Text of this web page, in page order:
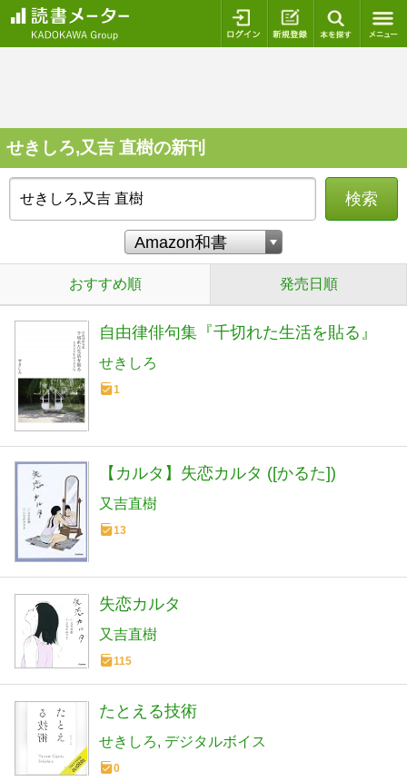
ログイン 新規登録
せきしろ,又吉 直樹の新刊
検索
おすすめ順 発売日順
自由律俳句集『千切れた生活を貼る』
せきしろ
1
【カルタ】失恋カルタ ([かるた])
又吉直樹
13
失恋カルタ
又吉直樹
115
たとえる技術
せきしろ デジタルボイス
0